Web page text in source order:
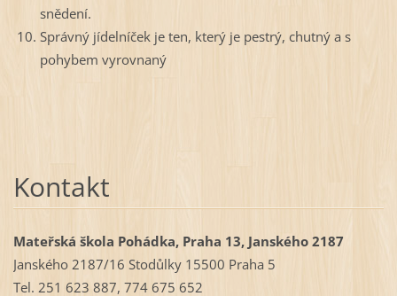
snědení.
Správný jídelníček je ten, který je pestrý, chutný a s
pohybem vyrovnaný
Kontakt
Mateřská škola Pohádka, Praha 13, Janského 2187
Janského 2187/16 Stodůlky 15500 Praha 5
Tel. 251 623 887, 774 675 652